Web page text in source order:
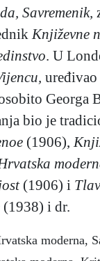
Savremenik,
Književne
. U
uređivao
Georga
bio je
(1906),
(1906) i
(1938) i dr.
moderna,